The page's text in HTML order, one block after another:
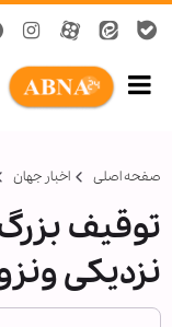
صفحه اصلی اخبار جهان
توقیف
نزدیکی